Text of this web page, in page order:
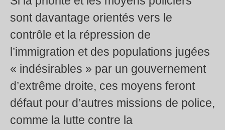
sont davantage orientés vers le
contrôle et la répression de
l’immigration et des populations jugées
« indésirables » par un gouvernement
d’extrême droite, ces moyens feront
défaut pour d’autres missions de police,
comme la lutte contre la